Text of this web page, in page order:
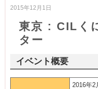
2015年12月1日
東京 : CILく
ター
イベント概要
2016年2